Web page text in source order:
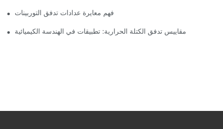
فهم معايرة عدادات تدفق التوربينات
مقاييس تدفق الكتلة الحرارية: تطبيقات في الهندسة الكيميائية